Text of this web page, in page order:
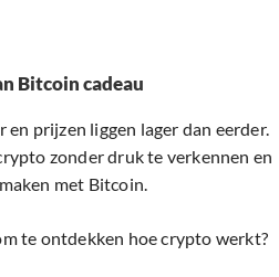
Bitcoin cadeau
prijzen liggen lager dan eerder.
zonder druk te verkennen en
met Bitcoin.
te ontdekken hoe crypto werkt?